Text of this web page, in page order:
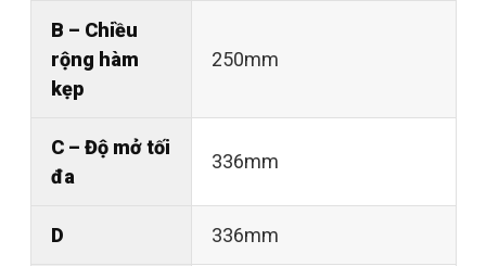
B – Chiều
rộng hàm
kẹp
250mm
C – Độ mở tối
đa
336mm
D 336mm